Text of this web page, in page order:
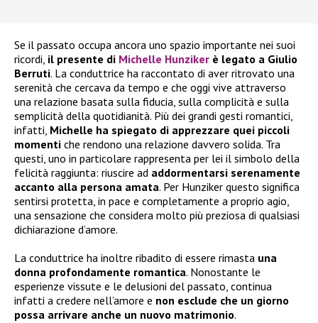
Se il passato occupa ancora uno spazio importante nei suoi
ricordi, il presente di Michelle Hunziker è legato a Giulio
Berruti. La conduttrice ha raccontato di aver ritrovato una
serenità che cercava da tempo e che oggi vive attraverso
una relazione basata sulla fiducia, sulla complicità e sulla
semplicità della quotidianità. Più dei grandi gesti romantici,
infatti, Michelle ha spiegato di apprezzare quei piccoli
momenti che rendono una relazione davvero solida. Tra
questi, uno in particolare rappresenta per lei il simbolo della
felicità raggiunta: riuscire ad addormentarsi serenamente
accanto alla persona amata. Per Hunziker questo significa
sentirsi protetta, in pace e completamente a proprio agio,
una sensazione che considera molto più preziosa di qualsiasi
dichiarazione d’amore.
La conduttrice ha inoltre ribadito di essere rimasta una
donna profondamente romantica. Nonostante le
esperienze vissute e le delusioni del passato, continua
infatti a credere nell’amore e non esclude che un giorno
possa arrivare anche un nuovo matrimonio.